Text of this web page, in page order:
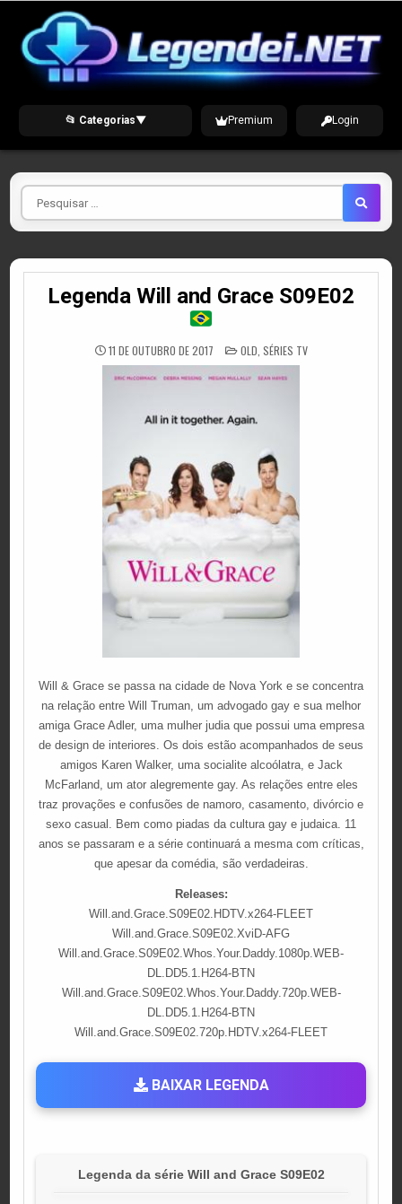
content
📂 Categorias▼ Premium Login
Pesquisar
por
Legenda Will and Grace S09E02
11 DE OUTUBRO DE 2017 POSTED
IN
OLD SÉRIES TV
Will & Grace se passa na cidade de Nova York e se concentra
na relação entre Will Truman, um advogado gay e sua melhor
amiga Grace Adler, uma mulher judia que possui uma empresa
de design de interiores. Os dois estão acompanhados de seus
amigos Karen Walker, uma socialite alcoólatra, e Jack
McFarland, um ator alegremente gay. As relações entre eles
traz provações e confusões de namoro, casamento, divórcio e
sexo casual. Bem como piadas da cultura gay e judaica. 11
anos se passaram e a série continuará a mesma com críticas,
que apesar da comédia, são verdadeiras.
Releases:
Will.and.Grace.S09E02.HDTV.x264-FLEET
Will.and.Grace.S09E02.XviD-AFG
Will.and.Grace.S09E02.Whos.Your.Daddy.1080p.WEB-
DL.DD5.1.H264-BTN
Will.and.Grace.S09E02.Whos.Your.Daddy.720p.WEB-
DL.DD5.1.H264-BTN
Will.and.Grace.S09E02.720p.HDTV.x264-FLEET
BAIXAR LEGENDA
Legenda da série Will and Grace S09E02